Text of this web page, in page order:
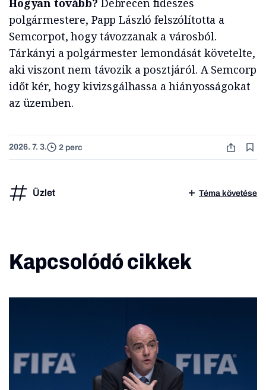
Hogyan tovább? Debrecen fideszes
polgármestere, Papp László felszólította a
Semcorpot, hogy távozzanak a városból.
Tárkányi a polgármester lemondását követelte,
aki viszont nem távozik a posztjáról. A Semcorp
időt kér, hogy kivizsgálhassa a hiányosságokat
az üzemben.
2026. 7. 3. 2 perc
Üzlet Téma követése
Kapcsolódó cikkek